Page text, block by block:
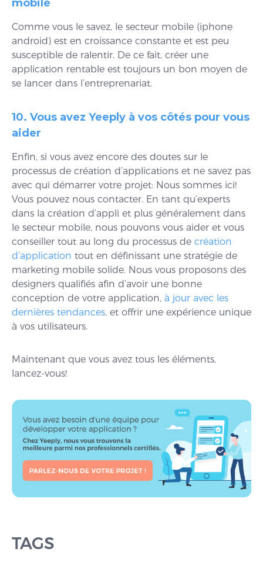
mobile
Comme vous le savez, le secteur mobile (iphone
android) est en croissance constante et est peu
susceptible de ralentir. De ce fait, créer une
application rentable est toujours un bon moyen de
se lancer dans l’entreprenariat.
10. Vous avez Yeeply à vos côtés pour vous
aider
Enfin, si vous avez encore des doutes sur le
processus de création d’applications et ne savez pas
avec qui démarrer votre projet: Nous sommes ici!
Vous pouvez nous contacter. En tant qu’experts
dans la création d’appli et plus généralement dans
le secteur mobile, nous pouvons vous aider et vous
conseiller tout au long du processus de création
d’application tout en définissant une stratégie de
marketing mobile solide. Nous vous proposons des
designers qualifiés afin d’avoir une bonne
conception de votre application, à jour avec les
dernières tendances, et offrir une expérience unique
à vos utilisateurs.
Maintenant que vous avez tous les éléments,
lancez-vous!
TAGS